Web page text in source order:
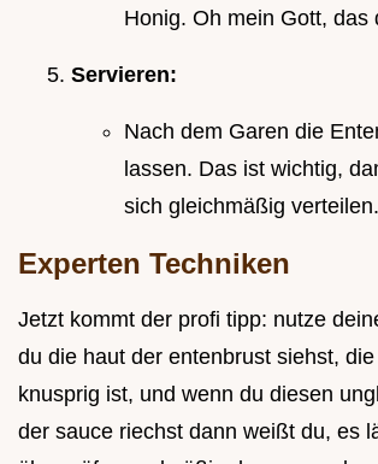
Honig. Oh mein Gott, das
Servieren:
Nach dem Garen die
lassen. Das ist wichtig,
sich gleichmäßig verteilen.
Experten Techniken
Jetzt kommt der profi tipp: nutze
du die haut der entenbrust siehst,
knusprig ist, und wenn du diesen
der sauce riechst dann weißt du, es